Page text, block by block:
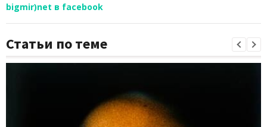
bigmir)net в facebook
Статьи по теме